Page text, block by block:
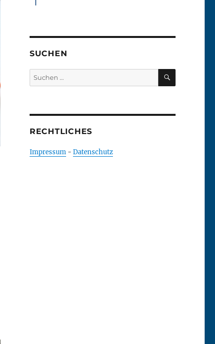
SUCHEN
Suchen
nach:
SUCHEN
RECHTLICHES
Impressum- Datenschutz